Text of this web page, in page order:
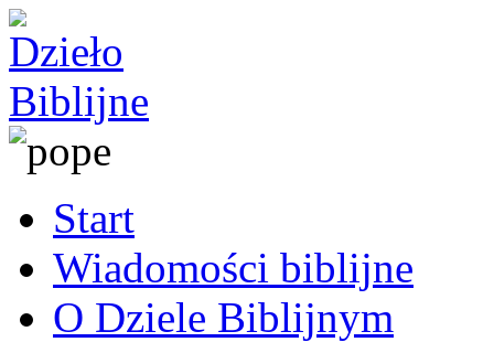
Start
Wiadomości biblijne
O Dziele Biblijnym